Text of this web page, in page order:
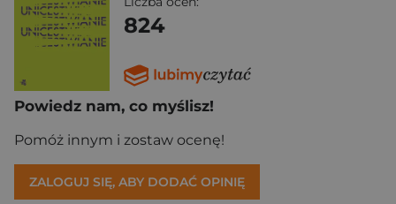
824
Powiedz nam, co myślisz!
Pomóż innym i zostaw ocenę!
ZALOGUJ SIĘ, ABY DODAĆ OPINIĘ